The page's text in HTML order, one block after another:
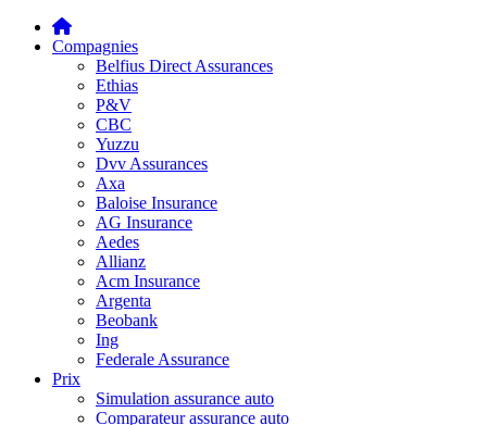
Compagnies
Belfius Direct Assurances
Ethias
P&V
CBC
Yuzzu
Dvv Assurances
Axa
Baloise Insurance
AG Insurance
Aedes
Allianz
Acm Insurance
Argenta
Beobank
Ing
Federale Assurance
Prix
Simulation assurance auto
Comparateur assurance auto